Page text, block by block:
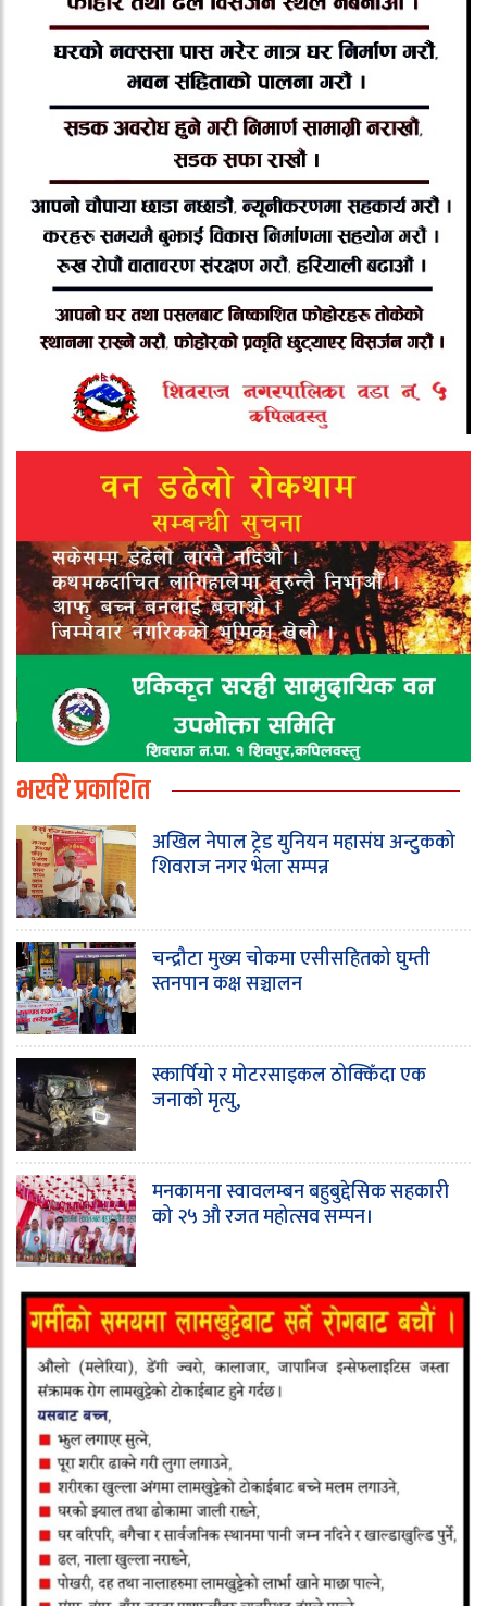
भर्खरै प्रकाशित
अखिल नेपाल ट्रेड युनियन महासंघ अन्टुकको
शिवराज नगर भेला सम्पन्न
चन्द्रौटा मुख्य चोकमा एसीसहितको घुम्ती
स्तनपान कक्ष सञ्चालन
स्कार्पियो र मोटरसाइकल ठोक्किँदा एक
जनाको मृत्यु,
मनकामना स्वावलम्बन बहुबुद्देसिक सहकारी
को २५ औ रजत महोत्सव सम्पन।